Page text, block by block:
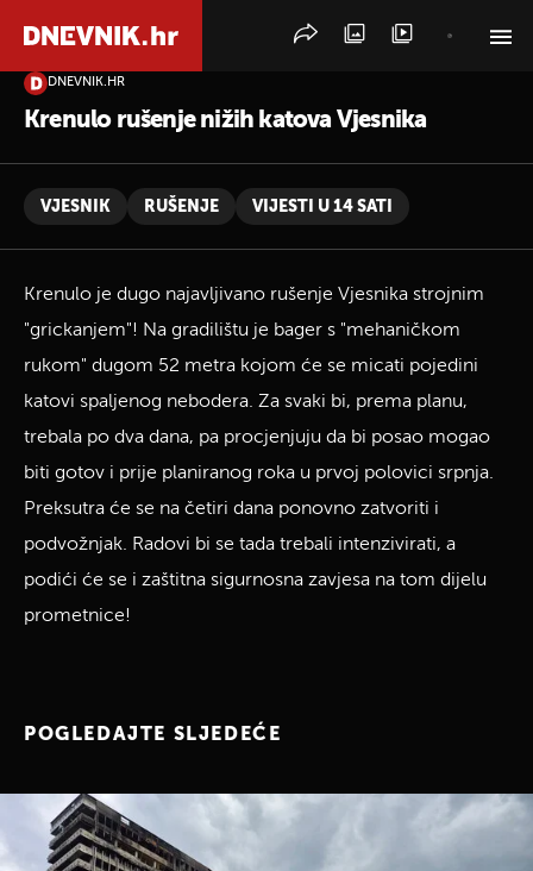
DNEVNIK.HR
Krenulo rušenje nižih katova Vjesnika
VJESNIK RUŠENJE VIJESTI U 14 SATI
Krenulo je dugo najavljivano rušenje Vjesnika strojnim
"grickanjem"! Na gradilištu je bager s "mehaničkom
rukom" dugom 52 metra kojom će se micati pojedini
katovi spaljenog nebodera. Za svaki bi, prema planu,
trebala po dva dana, pa procjenjuju da bi posao mogao
biti gotov i prije planiranog roka u prvoj polovici srpnja.
Preksutra će se na četiri dana ponovno zatvoriti i
podvožnjak. Radovi bi se tada trebali intenzivirati, a
podići će se i zaštitna sigurnosna zavjesa na tom dijelu
prometnice!
POGLEDAJTE SLJEDEĆE
PRETRAŽITE VIJESTI